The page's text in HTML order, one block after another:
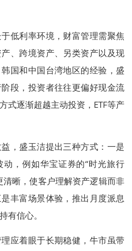
低利率环境，财富管理需聚焦
、跨境资产、另类资产以及现
国和中国台湾地区的经验，盛
段，投资者往往更偏好现金流
式逐渐超越主动投资，ETF等产
，盛玉洁提出三种方式：一是
，例如华宝证券的“时光旅行
清晰，使客户理解资产逻辑而非
丰富场景体验，推出月度派息
有信心。
应着眼于长期稳健，牛市虽带